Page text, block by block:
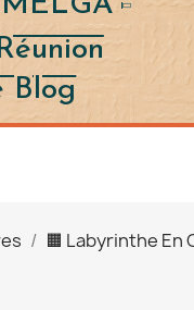
Blog
🟧 Labyrinthe En